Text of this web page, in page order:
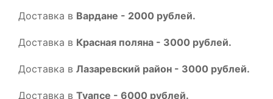
Доставка в Вардане - 2000 рублей.
Доставка в Красная поляна - 3000 рублей.
Доставка в Лазаревский район - 3000 рублей.
Доставка в Туапсе - 6000 рублей.